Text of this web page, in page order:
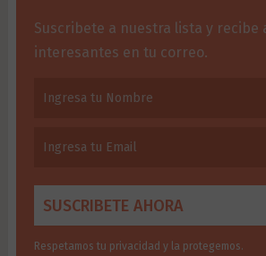
Suscribete a nuestra lista y recibe
interesantes en tu correo.
Respetamos tu privacidad y la protegemos.